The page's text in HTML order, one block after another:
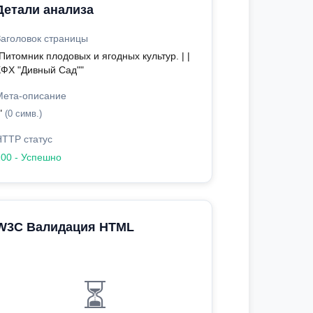
анализа
страницы
плодовых и ягодных культур. | |
"Дивный Сад""
описание
(0 симв.)
статус
- Успешно
Валидация HTML
⏳